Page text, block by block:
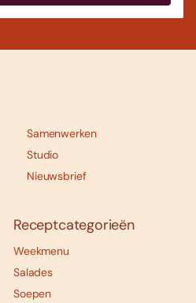
Samenwerken
Studio
Nieuwsbrief
Receptcategorieën
Weekmenu
Salades
Soepen